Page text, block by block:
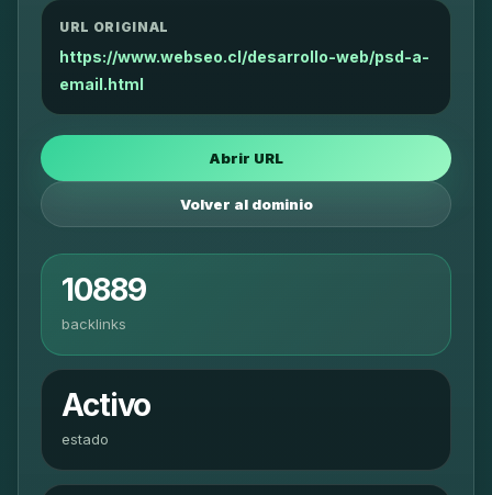
URL ORIGINAL
https://www.webseo.cl/desarrollo-web/psd-a-
email.html
Abrir URL
Volver al dominio
10889
backlinks
Activo
estado